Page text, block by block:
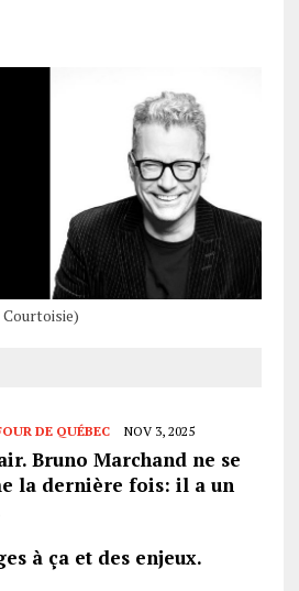
DE QUÉBEC NOV 3, 2025
Bruno Marchand ne se
la dernière fois: il a un
à ça et des enjeux.